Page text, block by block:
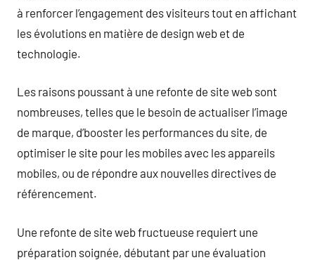
à renforcer l’engagement des visiteurs tout en affichant
les évolutions en matière de design web et de
technologie.
Les raisons poussant à une refonte de site web sont
nombreuses, telles que le besoin de actualiser l’image
de marque, d’booster les performances du site, de
optimiser le site pour les mobiles avec les appareils
mobiles, ou de répondre aux nouvelles directives de
référencement.
Une refonte de site web fructueuse requiert une
préparation soignée, débutant par une évaluation